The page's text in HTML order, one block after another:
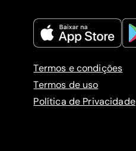
Termos e condições
Termos de uso
Política de Privacidade